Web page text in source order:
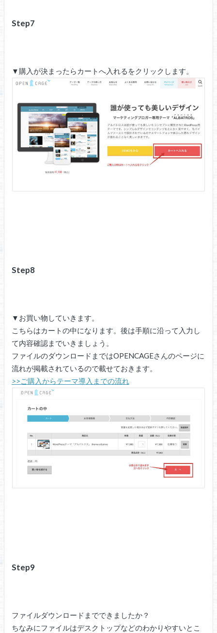
Step7
▼購入が決まったらカートへ入れるをクリックします。
Step8
▼お買い物していきます。
こちらはカートの中になります。後は手順に沿って入力し
て内容確認までいきましょう。
ファイルのダウンロードまではOPENCAGEさんのページに
流れが掲載されているので載せておきます。
>>ご購入からテーマ導入までの流れ
Step9
ファイルダウンロードまでできましたか？
ちなみにファイルはデスクトップなどのわかりやすいとこ